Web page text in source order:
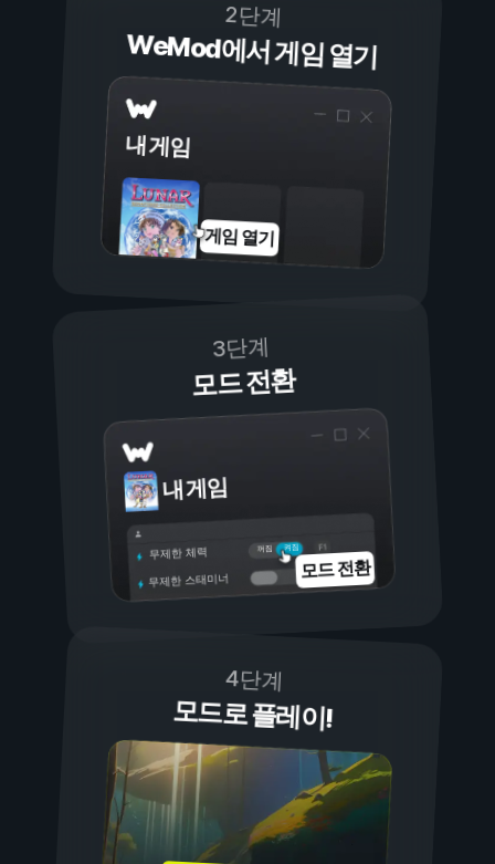
2단계
WeMod에서 게임 열기
내 게임
게임 열기
3단계
모드 전환
내 게임
켜짐
꺼짐
무제한 체력
무제한 스태미너 모드 전환
4단계
모드로 플레이!